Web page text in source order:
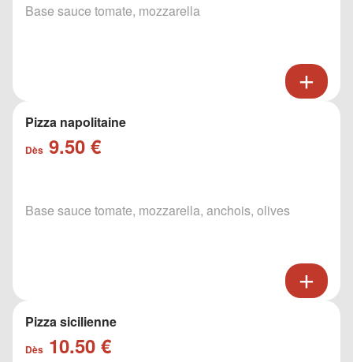
Base sauce tomate, mozzarella
Pizza napolitaine
Dès 9.50 €
Base sauce tomate, mozzarella, anchois, olives
Pizza sicilienne
Dès 10.50 €